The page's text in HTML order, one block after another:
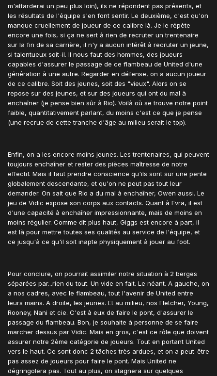
m'attarderai un peu plus loin), ils ne répondent pas présents, et
les résultats de l'équipe s'en font sentir. Le deuxième, c'est qu'on
manque cruellement de joueur de ce calibre là. Je le répète
encore une fois, si ça ne sert à rien de recruter un trentenaire
sur la fin de sa carrière, il n'y a aucun intérêt à recruter un jeune,
si talentueux soit-il. Il nous faut des hommes, des joueurs
capables d'assurer le passage de ce flambeau de United d'une
génération à une autre. Regarder en défense, on a aucun joueur
de ce calibre. Soit des jeunes, soit des "vieux". Alors on se
repose sur des jeunes, et sur des joueurs qui ont du mal à
enchaîner (je pense bien sûr à Rio). Voilà où se trouve notre point
faible, quantitativement parlant, du moins c'est ce que je pense
(une recrue de cette tranche d'âge au milieu serait le top).
Enfin, on a les encore moins jeunes. Les trentenaires, qui peuvent
toujours enchaîner et rester des pièces maîtresse de notre
effectif. Mais il faut prendre conscience qu'ils sont sur une pente
globalement descendante, et qu'on ne peut pas tout leur
demander. On sait que Rio a du mal à enchaîner, Owen aussi. Le
jeu de Vidic expose son corps aux contacts. Quant à Evra, il est
d'une capacité à enchaîner impressionnante, mais de moins en
moins régulier. Comme dit plus haut, Giggs est encore à part, il
est là pour mettre toutes ses qualités au service de l'équipe, et
ce jusqu'à ce qu'il soit inapte physiquement à jouer au foot.
Pour conclure, on pourrait assimiler notre situation à 2 berges
séparées par...rien du tout. Un vide en fait. Le néant. A gauche, on
a nos cadres, avec le flambeau, tout l'avenir de United entre
leurs mains. A droite, les jeunes. Et au milieu, nos Fletcher, Young,
Rooney, Nani et cie. C'est à eux de faire le pont, d'assurer le
passage du flambeau. Bon, je souhaite à personne de se faire
marcher dessus par Vidic. Mais en gros, c'est ce rôle que doivent
assurer notre 2ème catégorie de joueurs. Tout en portant United
vers le haut. Ce sont donc 2 tâches très ardues, et on a peut-être
pas assez de joueurs pour faire le pont. Mais United ne
dégringolera pas. Tout au plus, on stagnera sur quelques